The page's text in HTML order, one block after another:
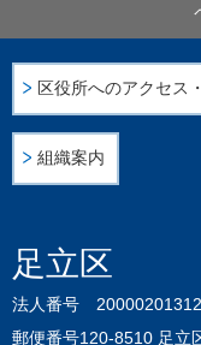
足立区
法人番号
郵便番号120-8510 足
区役所へのアクセス
組織案内